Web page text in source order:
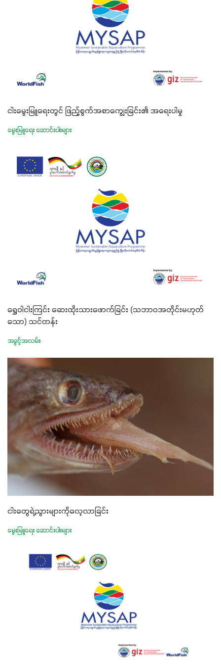
ငါးမွေးမြူရေးတွင် ဖြည့်စွက်အစာကျွေးခြင်း၏ အရေးပါမှု
မွေးမြူရေး ဆောင်းပါးများ
ရွှေဝါငါးကြင်း ဆေးထိုးသားဖောက်ခြင်း (သဘာဝအတိုင်းမဟုတ်
သော) သင်တန်း
အခွင့်အလမ်း
ငါးတွေရဲ့သွားများကိုလေ့လာခြင်း
မွေးမြူရေး ဆောင်းပါးများ